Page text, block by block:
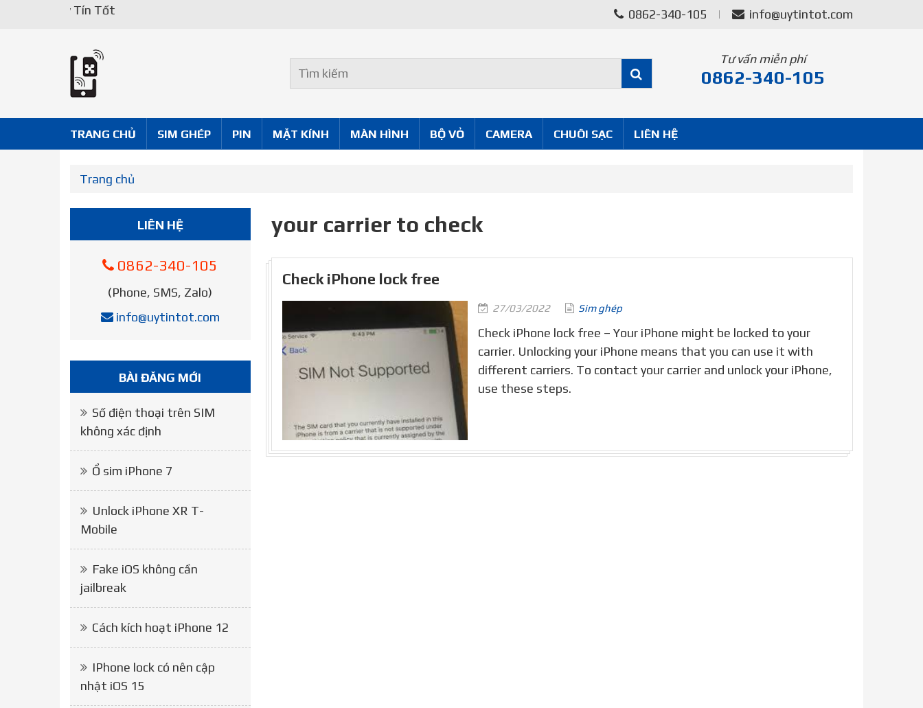
Uy Tín Tốt 0862-340-105 info@uytintot.com
Tư vấn miễn phí
0862-340-105
TRANG CHỦ SIM GHÉP PIN MẶT KÍNH MÀN HÌNH BỘ VỎ CAMERA CHUÔI SẠC LIÊN HỆ
Trang chủ
your carrier to check
Check iPhone lock free
27/03/2022 Sim ghép
Check iPhone lock free – Your iPhone might be locked to your
carrier. Unlocking your iPhone means that you can use it with
different carriers. To contact your carrier and unlock your iPhone,
use these steps.
LIÊN HỆ
0862-340-105
(Phone, SMS, Zalo)
info@uytintot.com
BÀI ĐĂNG MỚI
Số điện thoại trên SIM
không xác định
Ổ sim iPhone 7
Unlock iPhone XR T-
Mobile
Fake iOS không cần
jailbreak
Cách kích hoạt iPhone 12
IPhone lock có nên cập
nhật iOS 15